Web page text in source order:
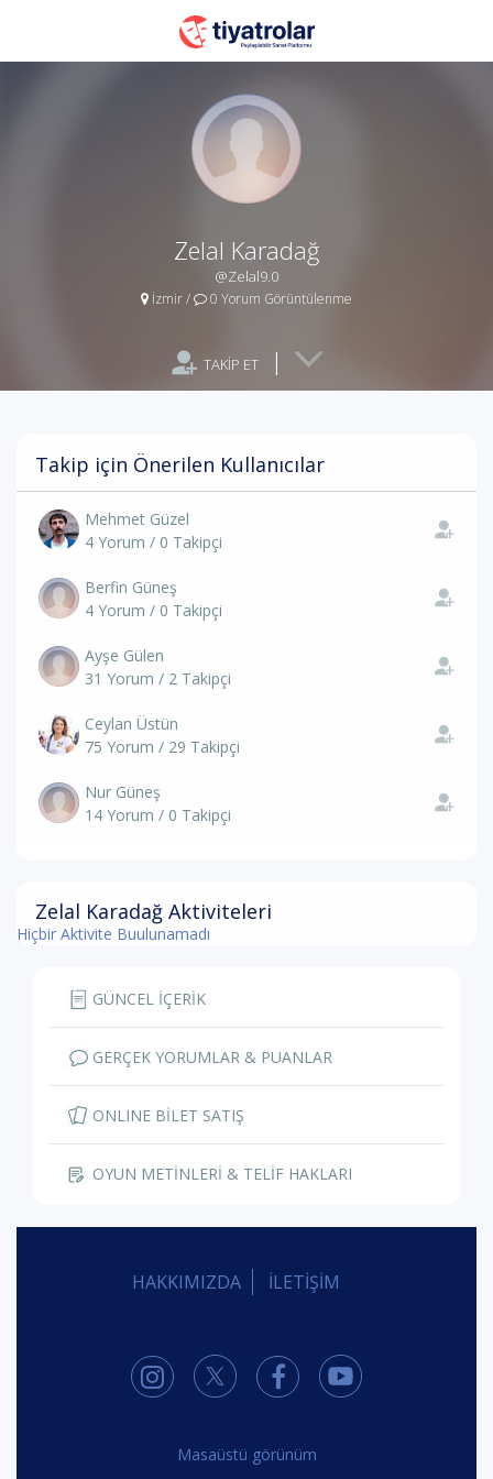
Zelal Karadağ
@Zelal9.0
İzmir/ 0 Yorum Görüntülenme
TAKİP ET |
Takip için Önerilen Kullanıcılar
Mehmet Güzel
4 Yorum / 0 Takipçi
Berfin Güneş
4 Yorum / 0 Takipçi
Ayşe Gülen
31 Yorum / 2 Takipçi
Ceylan Üstün
75 Yorum / 29 Takipçi
Nur Güneş
14 Yorum / 0 Takipçi
Zelal Karadağ Aktiviteleri
Hiçbir Aktivite Buulunamadı
GÜNCEL İÇERİK
GERÇEK YORUMLAR & PUANLAR
ONLINE BİLET SATIŞ
OYUN METİNLERİ & TELİF HAKLARI
HAKKIMIZDA İLETİŞİM
Masaüstü görünüm